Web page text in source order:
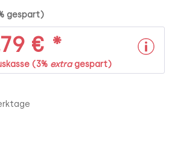
gespart)
€ *
(3% extragespart)